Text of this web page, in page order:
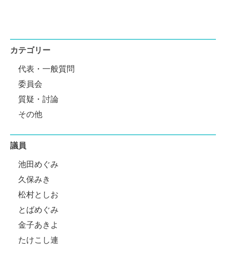
カテゴリー
代表・一般質問
委員会
質疑・討論
その他
議員
池田めぐみ
久保みき
松村としお
とばめぐみ
金子あきよ
たけこし連